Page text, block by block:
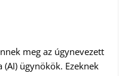
meg az úgynevezett
ügynökök. Ezeknek